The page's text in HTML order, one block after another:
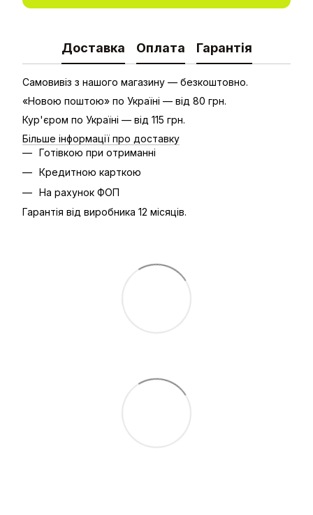
Доставка Оплата Гарантія
Самовивіз з нашого магазину — безкоштовно.
«Новою поштою» по Україні — від 80 грн.
Кур'єром по Україні — від 115 грн.
Більше інформації про доставку
Готівкою при отриманні
Кредитною карткою
На рахунок ФОП
Гарантія від виробника 12 місяців.